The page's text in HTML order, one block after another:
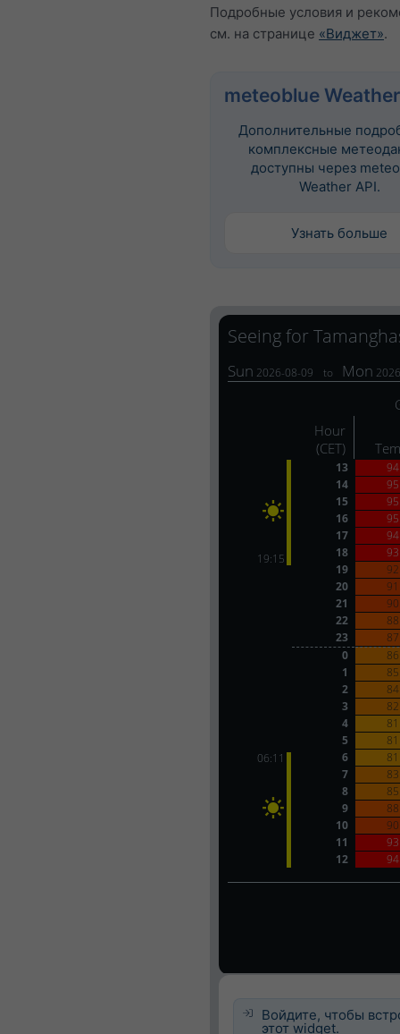
Подробные условия и
см. на странице «Виджет».
meteoblue
Дополнительные
комплексные
доступны через
Weather API.
Узнать больше
Войдите, чтобы
этот widget.